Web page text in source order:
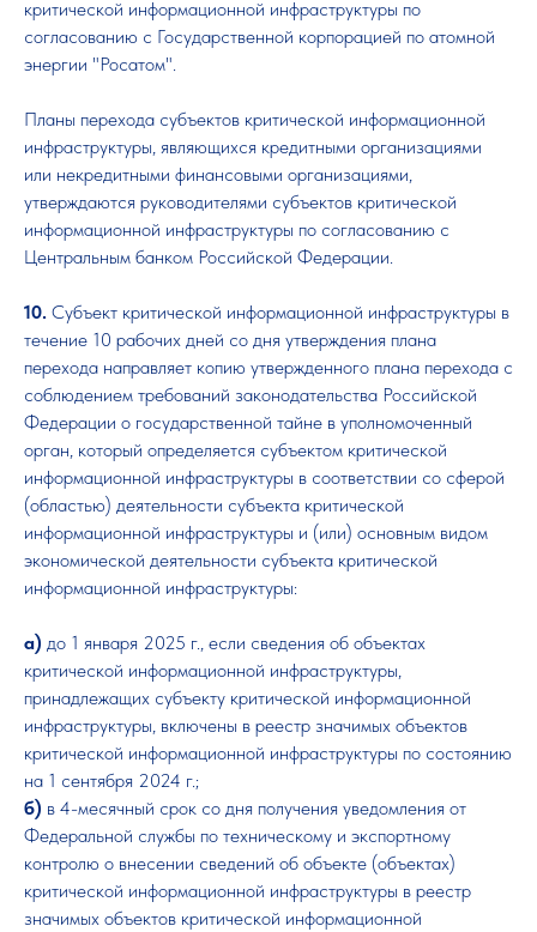
критической информационной инфраструктуры по
согласованию с Государственной корпорацией по атомной
энергии "Росатом".
Планы перехода субъектов критической информационной
инфраструктуры, являющихся кредитными организациями
или некредитными финансовыми организациями,
утверждаются руководителями субъектов критической
информационной инфраструктуры по согласованию с
Центральным банком Российской Федерации.
10. Субъект критической информационной инфраструктуры в
течение 10 рабочих дней со дня утверждения плана
перехода направляет копию утвержденного плана перехода с
соблюдением требований законодательства Российской
Федерации о государственной тайне в уполномоченный
орган, который определяется субъектом критической
информационной инфраструктуры в соответствии со сферой
(областью) деятельности субъекта критической
информационной инфраструктуры и (или) основным видом
экономической деятельности субъекта критической
информационной инфраструктуры:
а) до 1 января 2025 г., если сведения об объектах
критической информационной инфраструктуры,
принадлежащих субъекту критической информационной
инфраструктуры, включены в реестр значимых объектов
критической информационной инфраструктуры по состоянию
на 1 сентября 2024 г.;
б) в 4-месячный срок со дня получения уведомления от
Федеральной службы по техническому и экспортному
контролю о внесении сведений об объекте (объектах)
критической информационной инфраструктуры в реестр
значимых объектов критической информационной